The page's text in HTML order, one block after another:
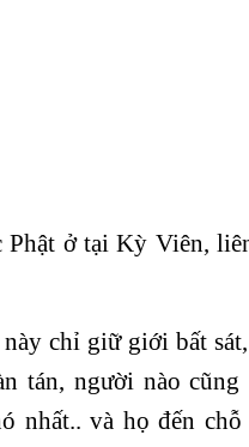
ở tại Kỳ Viên,
chỉ giữ giới bất
tán, người nào
nhất.. và họ đến chỗ